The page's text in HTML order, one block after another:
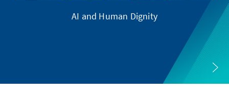
AI and Human Dignity